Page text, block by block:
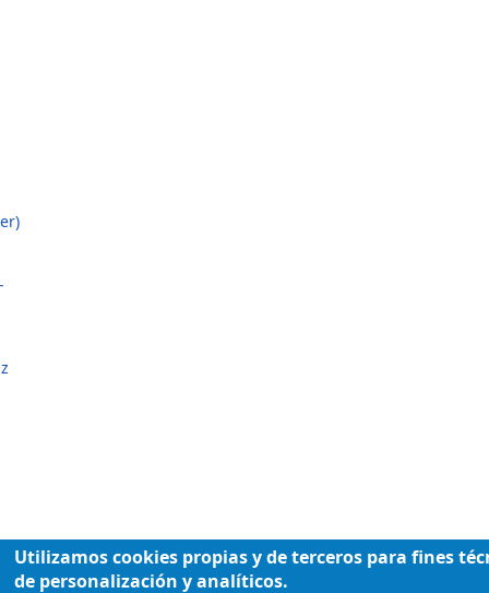
Utilizamos cookies propias y de terceros para fines
de personalización y analíticos.